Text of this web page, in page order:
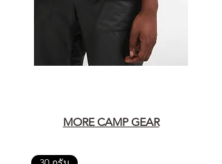
MORE CAMP GEAR